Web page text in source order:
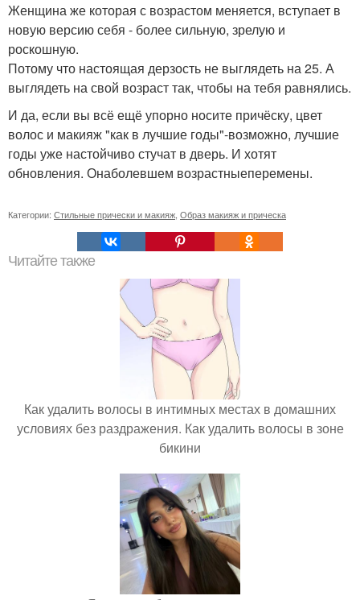
Женщина же которая с возрастом меняется, вступает в
новую версию себя - более сильную, зрелую и
роскошную.
Потому что настоящая дерзость не выглядеть на 25. А
выглядеть на свой возраст так, чтобы на тебя равнялись.
И да, если вы всё ещё упорно носите причёску, цвет
волос и макияж "как в лучшие годы"-возможно, лучшие
годы уже настойчиво стучат в дверь. И хотят
обновления. Онаболевшем возрастныеперемены.
Категории: Стильные прически и макияж Образ макияж и прическа
Читайте также
Как удалить волосы в интимных местах в домашних
условиях без раздражения. Как удалить волосы в зоне
бикини